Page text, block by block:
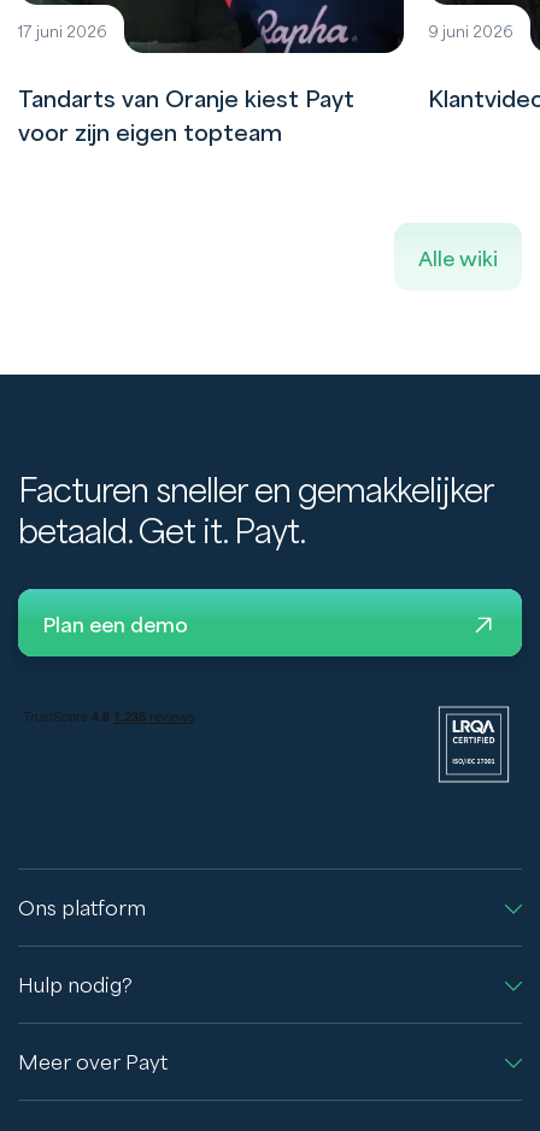
17 juni 2026
Tandarts van Oranje kiest Payt
voor zijn eigen topteam
9 juni 2026
Alle wiki
Facturen sneller en gemakkelijker
betaald. Get it. Payt.
Plan een demo
Ons platform
Hulp nodig?
Meer over Payt